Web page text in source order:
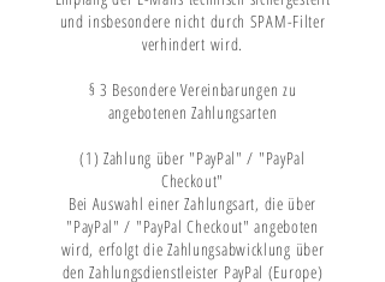
und insbesondere nicht durch SPAM-Filter
verhindert wird.
§ 3 Besondere Vereinbarungen zu
angebotenen Zahlungsarten
(1) Zahlung über "PayPal" / "PayPal
Checkout"
Bei Auswahl einer Zahlungsart, die über
"PayPal" / "PayPal Checkout" angeboten
wird, erfolgt die Zahlungsabwicklung über
den Zahlungsdienstleister PayPal (Europe)